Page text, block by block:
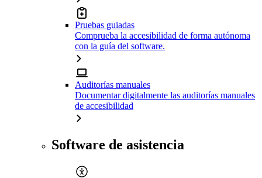
Pruebas guiadas
Comprueba la accesibilidad de forma autónoma
con la guía del software.
Auditorías manuales
Documentar digitalmente las auditorías manuales
de accesibilidad
Software de asistencia